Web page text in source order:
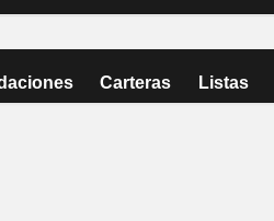
Carteras Listas